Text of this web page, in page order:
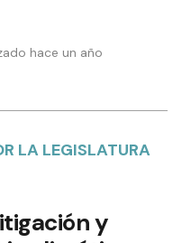
hace un año
LA LEGISLATURA
y